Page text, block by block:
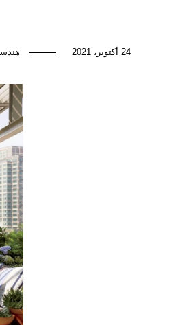
24 أكتوبر، 2021